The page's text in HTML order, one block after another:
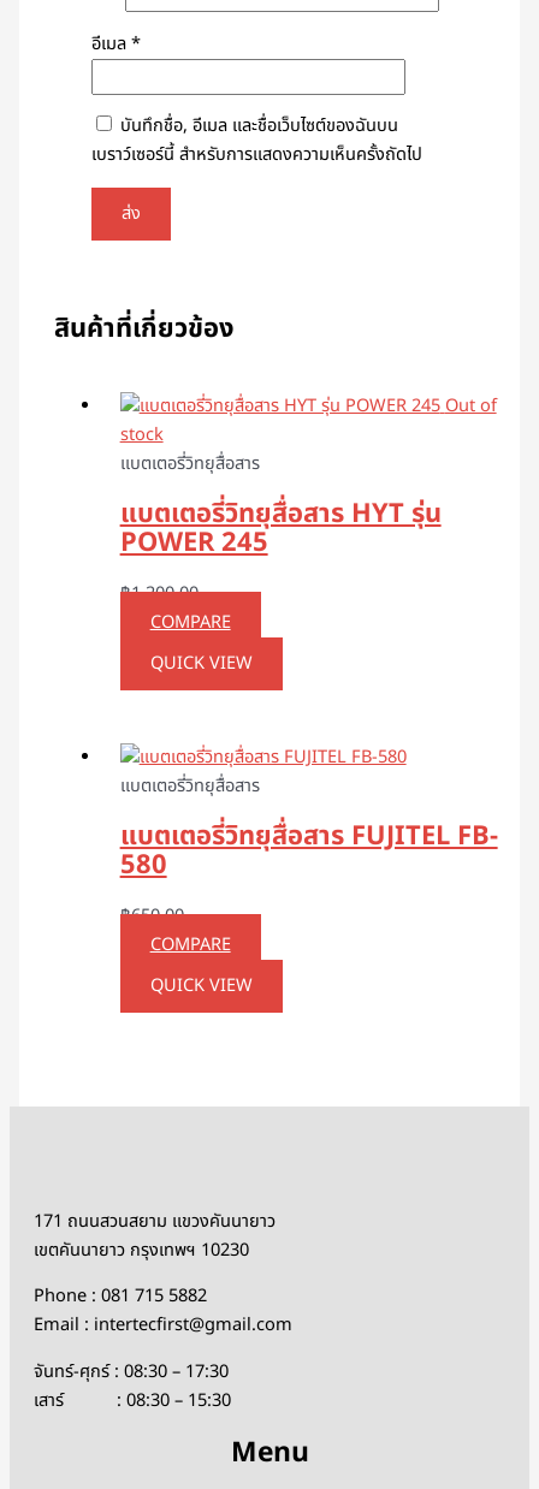
อีเมล*
บันทึกชื่อ, อีเมล และชื่อเว็บไซต์ของฉันบน
เบราว์เซอร์นี้ สำหรับการแสดงความเห็นครั้งถัดไป
สินค้าที่เกี่ยวข้อง
Out of
stock
แบตเตอรี่วิทยุสื่อสาร
แบตเตอรี่วิทยุสื่อสาร HYT รุ่น
POWER 245
฿1,200.00
COMPARE
QUICK VIEW
แบตเตอรี่วิทยุสื่อสาร
แบตเตอรี่วิทยุสื่อสาร FUJITEL FB-
580
฿650.00
COMPARE
QUICK VIEW
171 ถนนสวนสยาม แขวงคันนายาว
เขตคันนายาว กรุงเทพฯ 10230
Phone : 081 715 5882
Email : intertecfirst@gmail.com
จันทร์-ศุกร์ : 08:30 – 17:30
เสาร์ : 08:30 – 15:30
Menu